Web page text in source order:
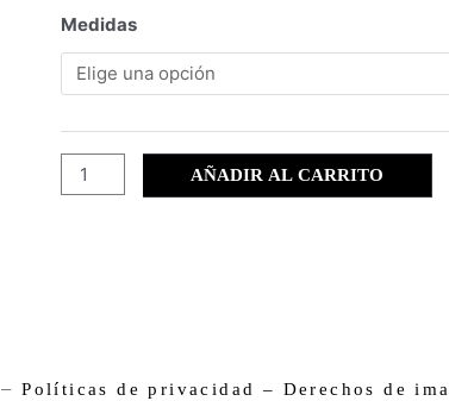
Medidas
Portmán
(38)
cantidad
AÑADIR AL CARRITO
–Políticas de privacidad – Derechos de